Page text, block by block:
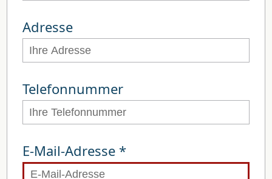
Adresse
Telefonnummer
E-Mail-Adresse *